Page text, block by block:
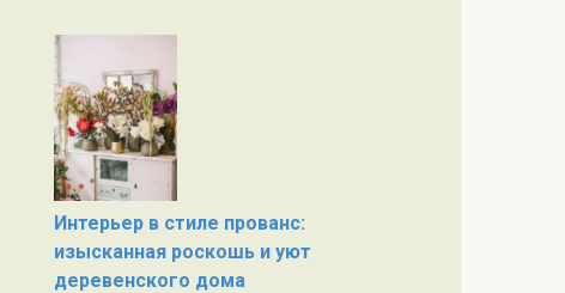
Интерьер в стиле прованс:
изысканная роскошь и уют
деревенского дома